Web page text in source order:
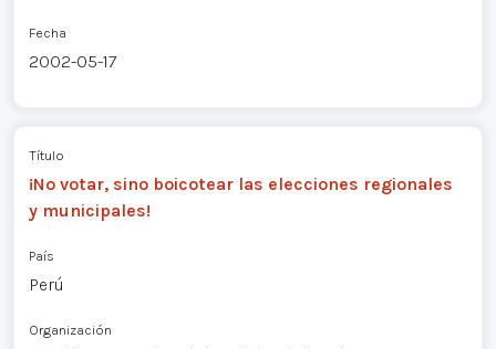
Fecha
2002-05-17
Título
¡No votar, sino boicotear las elecciones regionales
y municipales!
País
Perú
Organización